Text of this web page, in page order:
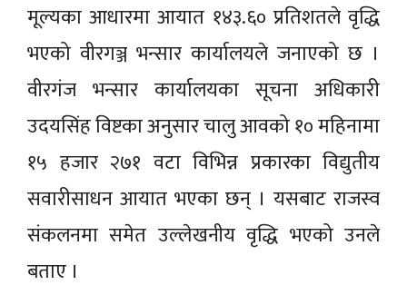
मूल्यका आधारमा आयात १४३.६० प्रतिशतले वृद्धि
भएको वीरगञ्ज भन्सार कार्यालयले जनाएको छ ।
वीरगंज भन्सार कार्यालयका सूचना अधिकारी
उदयसिंह विष्टका अनुसार चालु आवको १० महिनामा
१५ हजार २७१ वटा विभिन्न प्रकारका विद्युतीय
सवारीसाधन आयात भएका छन् । यसबाट राजस्व
संकलनमा समेत उल्लेखनीय वृद्धि भएको उनले
बताए ।